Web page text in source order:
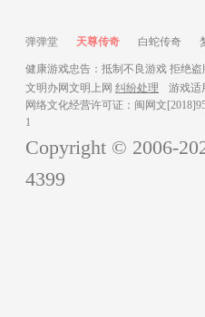
弹弹堂 天尊传奇 白蛇传奇
健康游戏忠告：抵制不良游戏 拒绝
文明办网文明上网 纠纷处理
游戏适
网络文化经营许可证：闽网文
1
Copyright © 2006-
4399